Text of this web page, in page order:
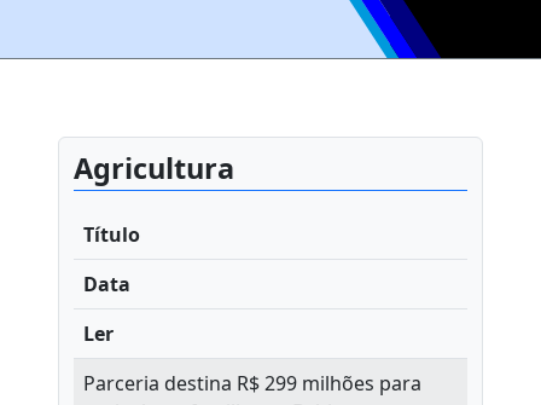
Agricultura
Título
Data
Ler
Parceria destina R$ 299 milhões para